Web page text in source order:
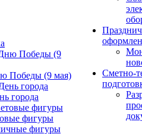
Победы (9 мая)
города
фигуры
Сметно-